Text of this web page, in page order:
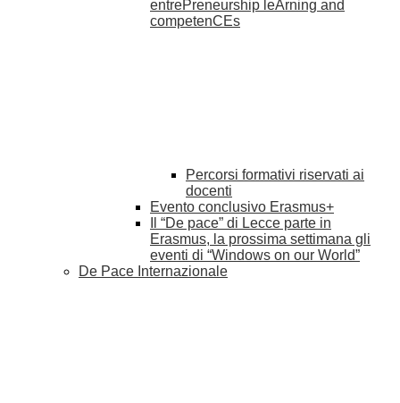
entrePreneurship leArning and
competenCEs
Percorsi formativi riservati ai
docenti
Evento conclusivo Erasmus+
Il “De pace” di Lecce parte in
Erasmus, la prossima settimana gli
eventi di “Windows on our World”
De Pace Internazionale